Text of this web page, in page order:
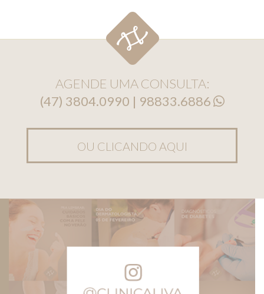
AGENDE UMA CONSULTA:
(47) 3804.0990 | 98833.6886
OU CLICANDO AQUI